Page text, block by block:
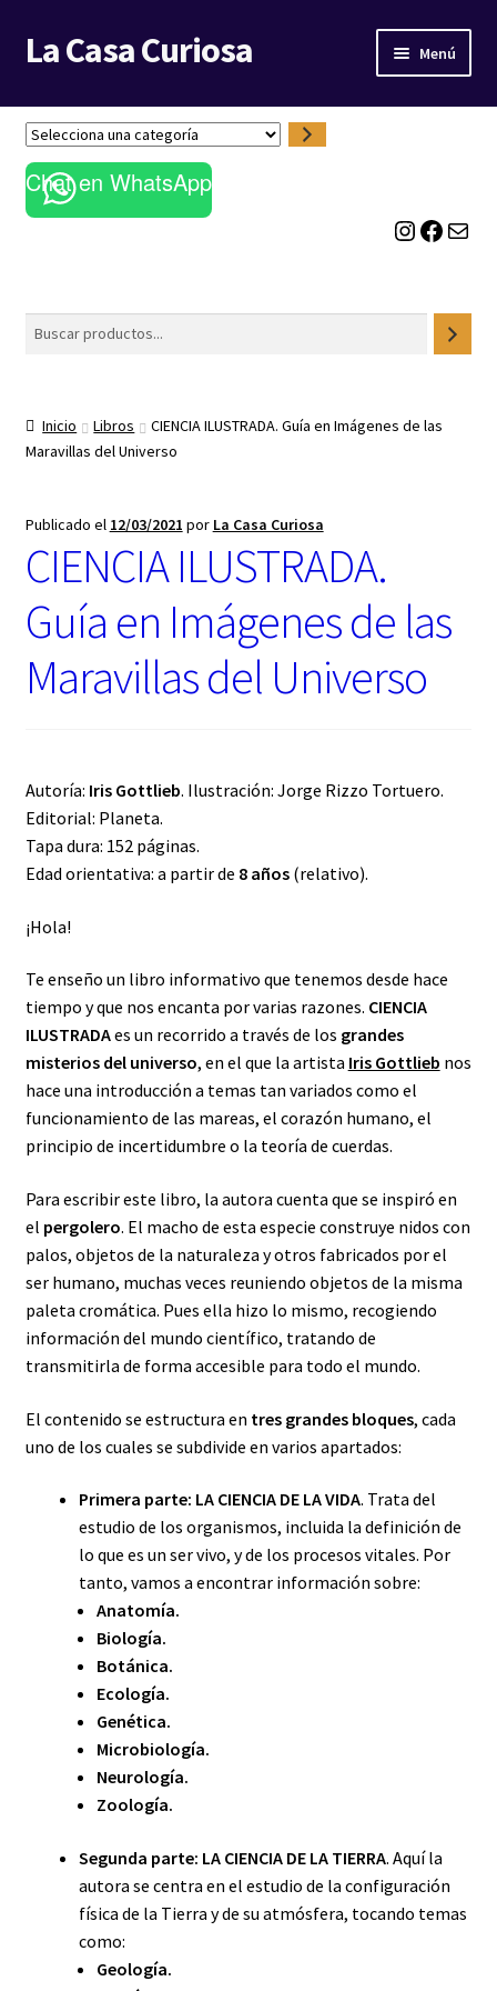
Ir
a
navegación
Ir
al
La Casa Curiosa Menú
LIBRERÍA
BLOG
S
e
l
e
a
c
e
g
o
Chat en WhatsApp
Instagram Facebook Correo electrónico
Buscar
Inicio Libros
CIENCIA ILUSTRADA. Guía en Imágenes de las
Maravillas del Universo
Publicado el 12/03/2021 por La Casa Curiosa
CIENCIA ILUSTRADA.
Guía en Imágenes de las
Maravillas del Universo
Autoría: Iris Gottlieb. Ilustración: Jorge Rizzo Tortuero.
Editorial: Planeta.
Tapa dura: 152 páginas.
Edad orientativa: a partir de 8 años(relativo).
¡Hola!
Te enseño un libro informativo que tenemos desde hace
tiempo y que nos encanta por varias razones. CIENCIA
ILUSTRADAes un recorrido a través de los grandes
misterios del universo, en el que la artista Iris Gottlieb nos
hace una introducción a temas tan variados como el
funcionamiento de las mareas, el corazón humano, el
principio de incertidumbre o la teoría de cuerdas.
Para escribir este libro, la autora cuenta que se inspiró en
el pergolero. El macho de esta especie construye nidos con
palos, objetos de la naturaleza y otros fabricados por el
ser humano, muchas veces reuniendo objetos de la misma
paleta cromática. Pues ella hizo lo mismo, recogiendo
información del mundo científico, tratando de
transmitirla de forma accesible para todo el mundo.
El contenido se estructura en tres grandes bloques, cada
uno de los cuales se subdivide en varios apartados:
Primera parte: LA CIENCIA DE LA VIDA. Trata del
estudio de los organismos, incluida la definición de
lo que es un ser vivo, y de los procesos vitales. Por
tanto, vamos a encontrar información sobre:
Anatomía.
Biología.
Botánica.
Ecología.
Genética.
Microbiología.
Neurología.
Zoología.
Segunda parte: LA CIENCIA DE LA TIERRA. Aquí la
autora se centra en el estudio de la configuración
física de la Tierra y de su atmósfera, tocando temas
como:
Geología.